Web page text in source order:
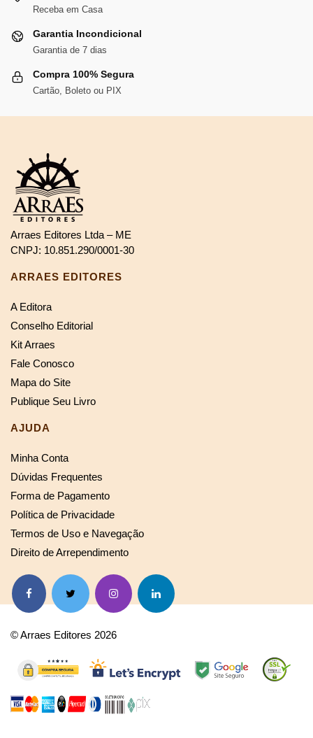
Receba em Casa
Garantia Incondicional
Garantia de 7 dias
Compra 100% Segura
Cartão, Boleto ou PIX
Arraes Editores Ltda – ME
CNPJ: 10.851.290/0001-30
ARRAES EDITORES
A Editora
Conselho Editorial
Kit Arraes
Fale Conosco
Mapa do Site
Publique Seu Livro
AJUDA
Minha Conta
Dúvidas Frequentes
Forma de Pagamento
Política de Privacidade
Termos de Uso e Navegação
Direito de Arrependimento
© Arraes Editores 2026